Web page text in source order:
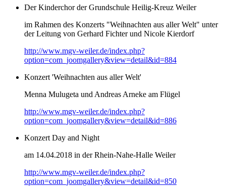
Der Kinderchor der Grundschule Heilig-Kreuz Weiler
im Rahmen des Konzerts "Weihnachten aus aller Welt" unter
der Leitung von Gerhard Fichter und Nicole Kierdorf
http://www.mgv-weiler.de/index.php?
option=com_joomgallery&view=detail&id=884
Konzert 'Weihnachten aus aller Welt'
Menna Mulugeta und Andreas Arneke am Flügel
http://www.mgv-weiler.de/index.php?
option=com_joomgallery&view=detail&id=886
Konzert Day and Night
am 14.04.2018 in der Rhein-Nahe-Halle Weiler
http://www.mgv-weiler.de/index.php?
option=com_joomgallery&view=detail&id=850